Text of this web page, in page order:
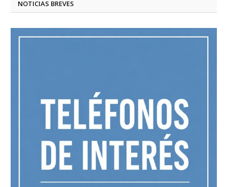
NOTICIAS BREVES